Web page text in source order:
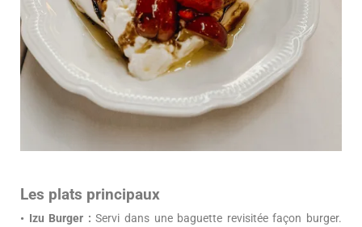
Les plats principaux
• Izu Burger : Servi dans une baguette revisitée façon burger.